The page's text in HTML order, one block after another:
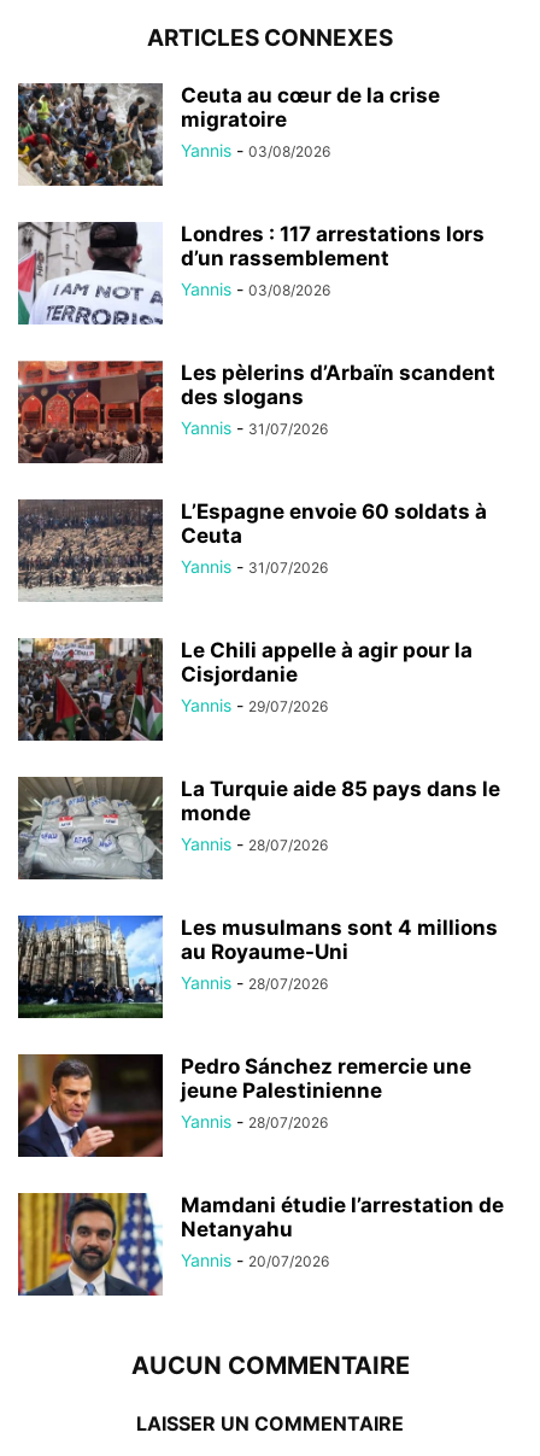
ARTICLES CONNEXES
Ceuta au cœur de la crise
migratoire
Yannis - 03/08/2026
Londres : 117 arrestations lors
d’un rassemblement
Yannis - 03/08/2026
Les pèlerins d’Arbaïn scandent
des slogans
Yannis - 31/07/2026
L’Espagne envoie 60 soldats à
Ceuta
Yannis - 31/07/2026
Le Chili appelle à agir pour la
Cisjordanie
Yannis - 29/07/2026
La Turquie aide 85 pays dans le
monde
Yannis - 28/07/2026
Les musulmans sont 4 millions
au Royaume-Uni
Yannis - 28/07/2026
Pedro Sánchez remercie une
jeune Palestinienne
Yannis - 28/07/2026
Mamdani étudie l’arrestation de
Netanyahu
Yannis - 20/07/2026
AUCUN COMMENTAIRE
LAISSER UN COMMENTAIRE